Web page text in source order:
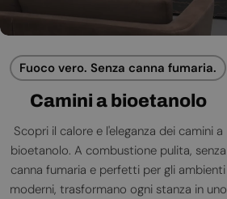
Fuoco vero. Senza canna fumaria.
Camini a bioetanolo
Scopri il calore e l'eleganza dei camini a
bioetanolo. A combustione pulita, senza
canna fumaria e perfetti per gli ambienti
moderni, trasformano ogni stanza in uno